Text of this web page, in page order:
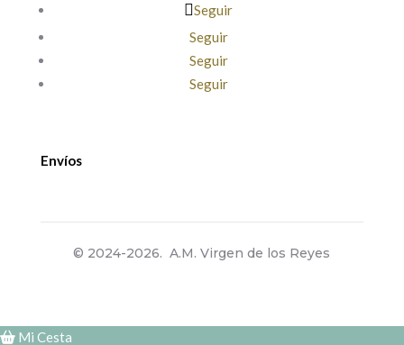
Seguir
Seguir
Seguir
Seguir
Envíos
© 2024-2026. A.M. Virgen de los Reyes
Mi Cesta